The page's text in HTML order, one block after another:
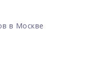
в Москве